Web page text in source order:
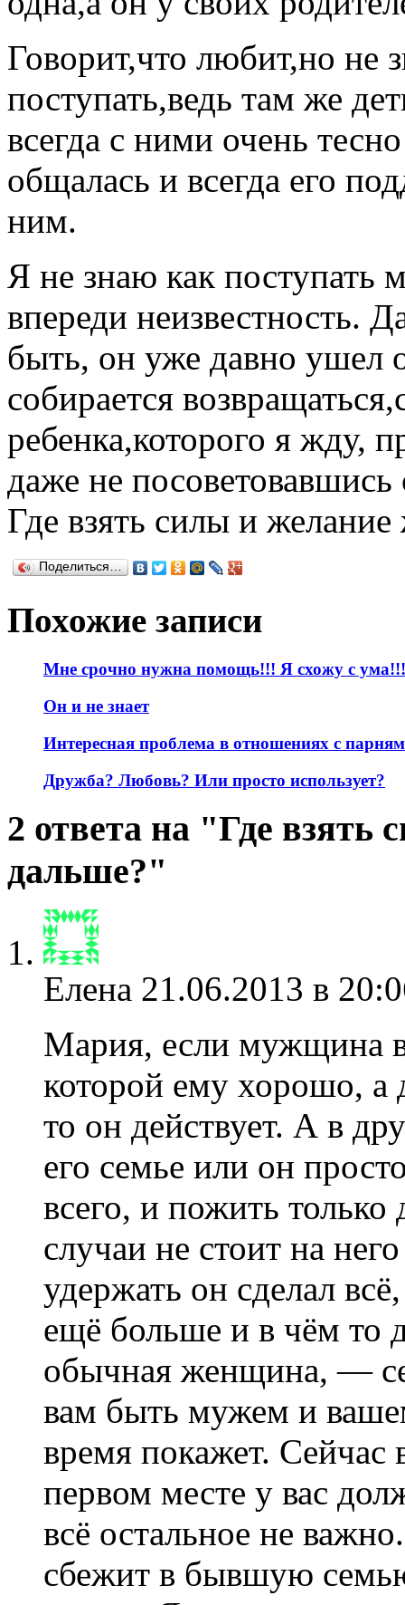
Говорит,что любит,но не
поступать,ведь там же
всегда с ними очень
общалась и всегда его
ним.
Я не знаю как поступать
впереди неизвестность.
быть, он уже давно ушел
собирается
ребенка,которого я жду,
даже не
Где взять силы и
Поделиться…
Похожие записи
Мне срочно нужна помощь!!! Я схожу с ума!!!
Он и не знает
Интересная проблема в отношениях с
Дружба? Любовь? Или просто использует?
2 ответа на "Где взять
дальше?"
Елена 21.06.2013 в
Мария, если мужщина
которой ему хорошо, а
то он действует. А в
его семье или он
всего, и пожить
случаи не стоит на
удержать он сделал
ещё больше и в чём то
обычная женщина, —
вам быть мужем и
время покажет.
первом месте у вас
всё остальное не
сбежит в бывшую